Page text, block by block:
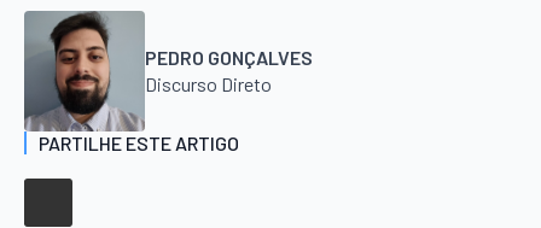
PEDRO GONÇALVES
Discurso Direto
PARTILHE ESTE ARTIGO